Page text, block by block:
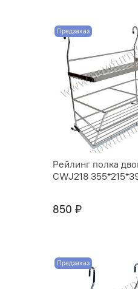
Предзаказ
Рейлинг полка
CWJ218
850 ₽
Предзаказ